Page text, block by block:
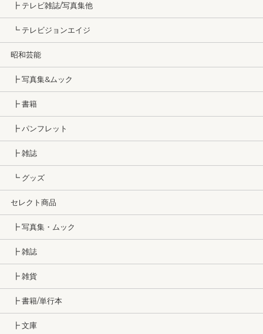
┣ テレビ雑誌/写真集他
┗ テレビジョンエイジ
昭和芸能
┣ 写真集&ムック
┣ 書籍
┣ パンフレット
┣ 雑誌
┗ グッズ
セレクト商品
┣ 写真集・ムック
┣ 雑誌
┣ 雑貨
┣ 書籍/単行本
┣ 文庫